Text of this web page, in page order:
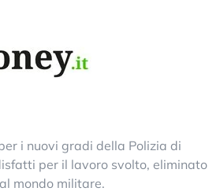
i nuovi gradi della Polizia di
per il lavoro svolto, eliminato
mondo militare.